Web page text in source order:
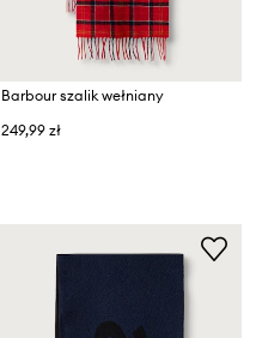
Barbour szalik wełniany
249,99 zł